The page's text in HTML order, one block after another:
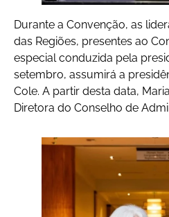
Durante a Convenção, as
das Regiões, presentes ao
especial conduzida pela
setembro, assumirá a
Cole. A partir desta data,
Diretora do Conselho de